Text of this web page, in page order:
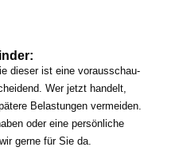
die­ser ist eine vor­aus­schau­
Wer jetzt han­delt,
Belastungen ver­mei­den.
oder eine per­sön­li­che
ger­ne für Sie da.